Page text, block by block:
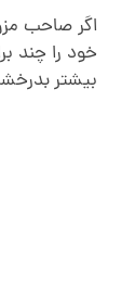
ر
ا
اگر صاحب
خود را چند
بیشتر